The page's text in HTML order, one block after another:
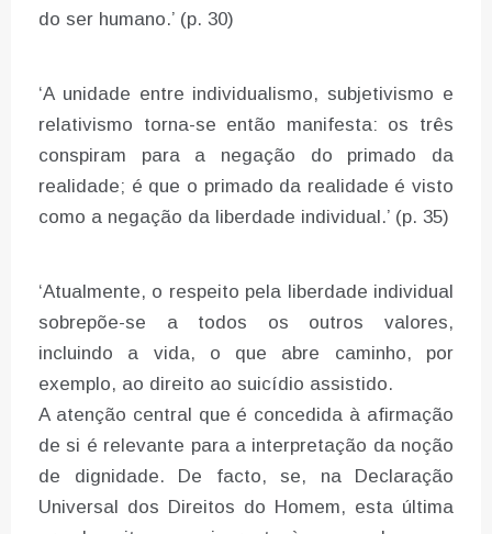
do ser humano.’ (p. 30)
‘A unidade entre individualismo, subjetivismo e
relativismo torna-se então manifesta: os três
conspiram para a negação do primado da
realidade; é que o primado da realidade é visto
como a negação da liberdade individual.’ (p. 35)
‘Atualmente, o respeito pela liberdade individual
sobrepõe-se a todos os outros valores,
incluindo a vida, o que abre caminho, por
exemplo, ao direito ao suicídio assistido.
A atenção central que é concedida à afirmação
de si é relevante para a interpretação da noção
de dignidade. De facto, se, na Declaração
Universal dos Direitos do Homem, esta última